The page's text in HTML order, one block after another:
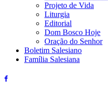
Projeto de Vida
Liturgia
Editorial
Dom Bosco Hoje
Oração do Senhor
Boletim Salesiano
Família Salesiana